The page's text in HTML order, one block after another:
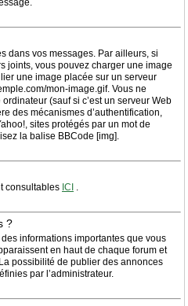
dans vos messages. Par ailleurs, si
joints, vous pouvez charger une image
une image placée sur un serveur
mon-image.gif. Vous ne
(sauf si c’est un serveur Web
des mécanismes d’authentification,
sites protégés par un mot de
la balise BBCode [img].
consultables ICI .
?
informations importantes que vous
en haut de chaque forum et
possibilité de publier des annonces
par l’administrateur.